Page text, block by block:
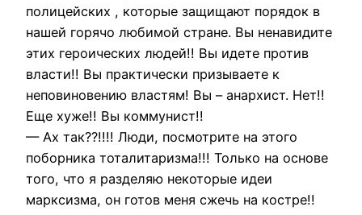
полицейских , которые защищают порядок в
нашей горячо любимой стране. Вы ненавидите
этих героических людей!! Вы идете против
власти!! Вы практически призываете к
неповиновению властям! Вы – анархист. Нет!!
Еще хуже!! Вы коммунист!!
— Ах так??!!!! Люди, посмотрите на этого
поборника тоталитаризма!!! Только на основе
того, что я разделяю некоторые идеи
марксизма, он готов меня сжечь на костре!!